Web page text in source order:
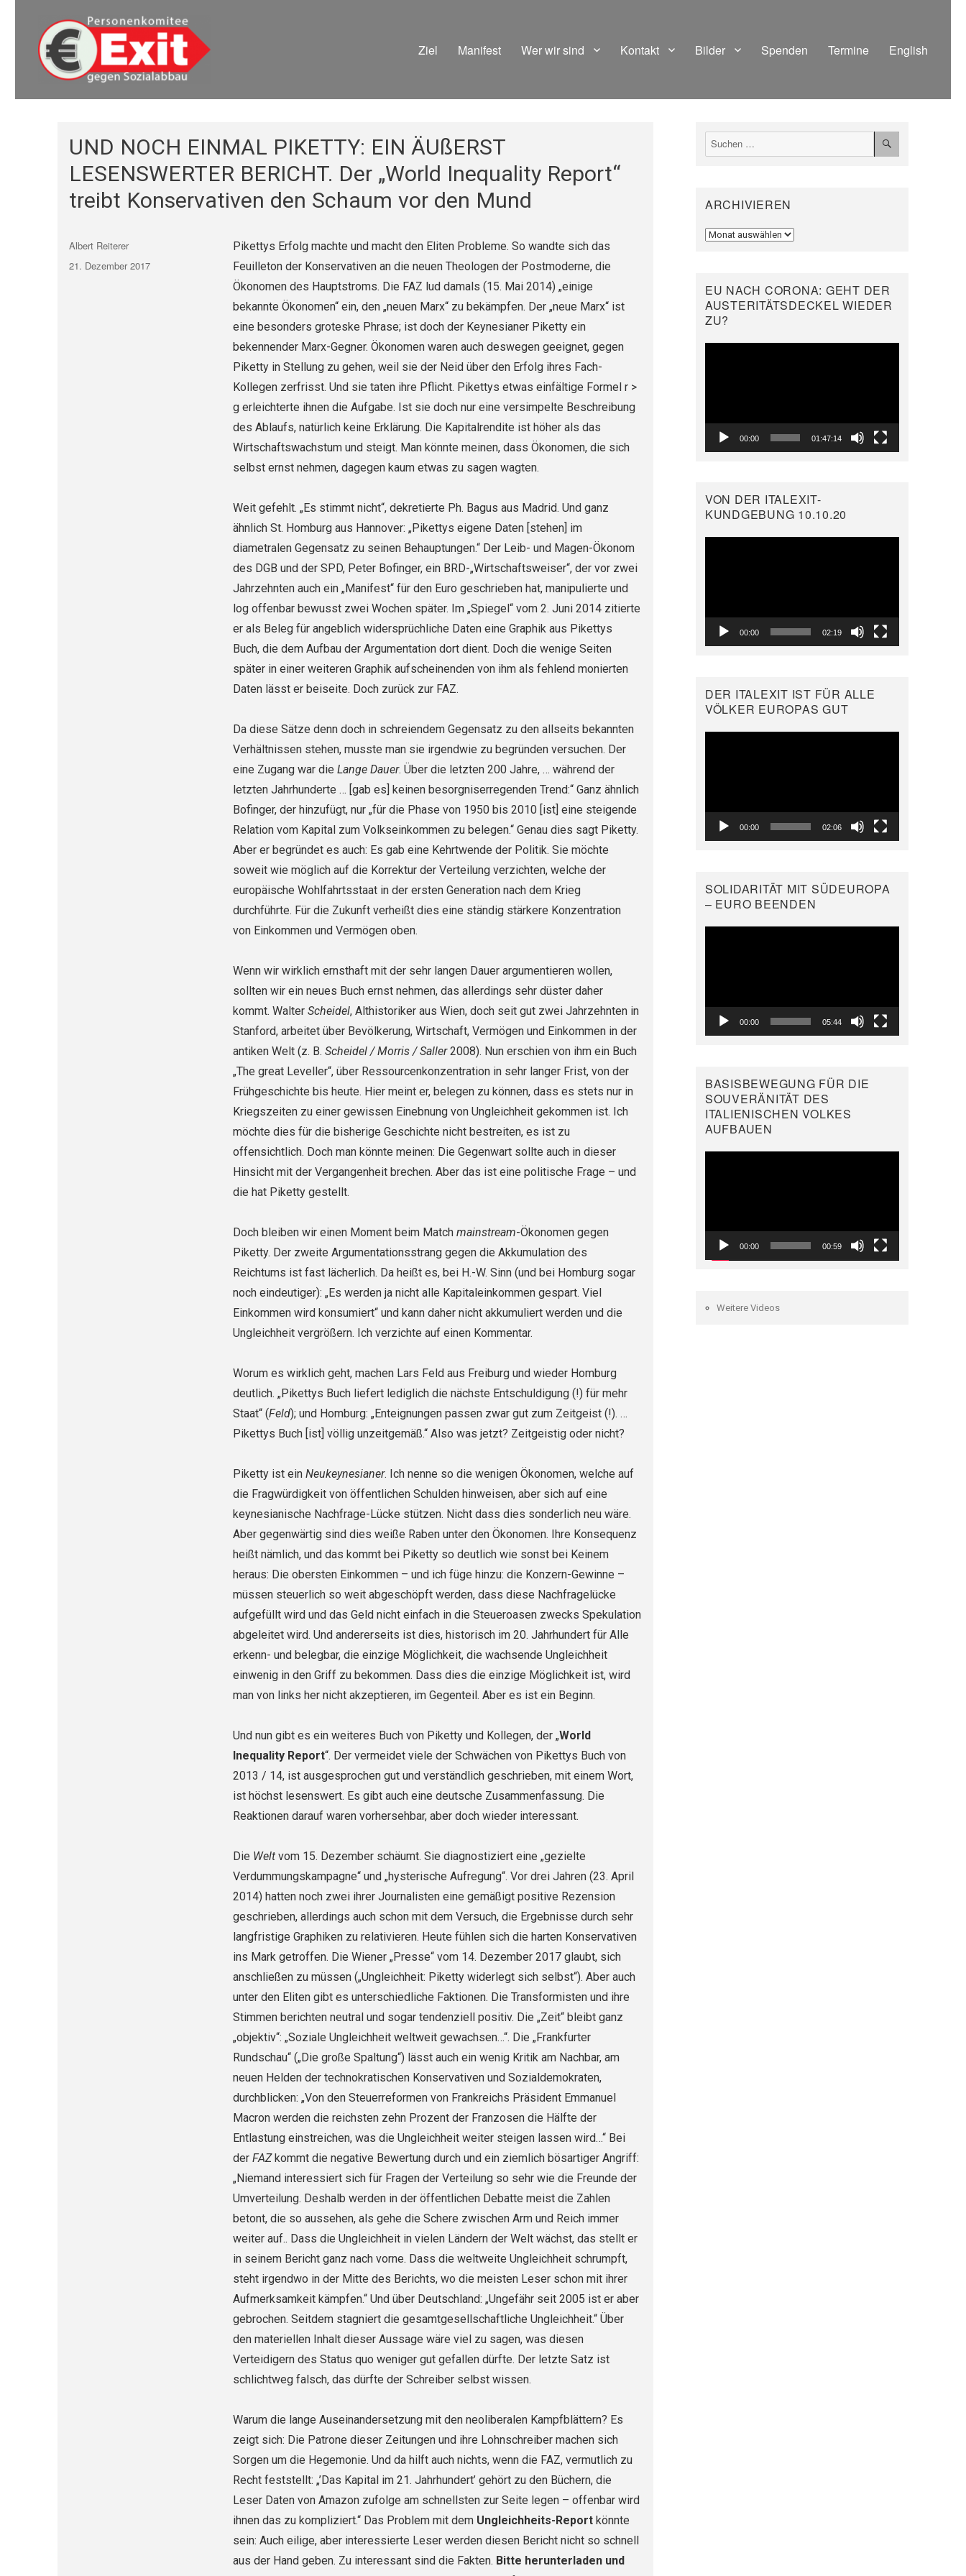
Euro Exit
Ziel Manifest Wer wir sind Kontakt Bilder Spenden Termine English
UND NOCH EINMAL PIKETTY: EIN ÄUßERST
LESENSWERTER BERICHT. Der „World Inequality Report“
treibt Konservativen den Schaum vor den Mund
Pikettys Erfolg machte und macht den Eliten Probleme. So wandte sich das
Feuilleton der Konservativen an die neuen Theologen der Postmoderne, die
Ökonomen des Hauptstroms. Die FAZ lud damals (15. Mai 2014) „einige
bekannte Ökonomen“ ein, den „neuen Marx“ zu bekämpfen. Der „neue Marx“ ist
eine besonders groteske Phrase; ist doch der Keynesianer Piketty ein
bekennender Marx-Gegner. Ökonomen waren auch deswegen geeignet, gegen
Piketty in Stellung zu gehen, weil sie der Neid über den Erfolg ihres Fach-
Kollegen zerfrisst. Und sie taten ihre Pflicht. Pikettys etwas einfältige Formel r >
g erleichterte ihnen die Auf­gabe. Ist sie doch nur eine versimpelte Beschreibung
des Ablaufs, natürlich keine Erklärung. Die Kapitalrendite ist höher als das
Wirtschaftswachstum und steigt. Man könnte meinen, dass Ökonomen, die sich
selbst ernst nehmen, dagegen kaum etwas zu sagen wagten.
Weit gefehlt. „Es stimmt nicht“, dekretierte Ph. Bagus aus Madrid. Und ganz
ähnlich St. Homburg aus Hannover: „Pikettys eigene Daten [stehen] im
diametralen Gegensatz zu seinen Behauptungen.“ Der Leib- und Magen-Ökonom
des DGB und der SPD, Peter Bofinger, ein BRD-„Wirtschaftsweiser“, der vor zwei
Jahrzehnten auch ein „Manifest“ für den Euro geschrieben hat, manipulierte und
log offenbar bewusst zwei Wochen später. Im „Spiegel“ vom 2. Juni 2014 zitierte
er als Beleg für angeblich widersprüchliche Daten eine Graphik aus Pikettys
Buch, die dem Aufbau der Argumentation dort dient. Doch die wenige Seiten
später in einer weiteren Graphik aufscheinenden von ihm als fehlend monierten
Daten lässt er beiseite. Doch zurück zur FAZ.
Da diese Sätze denn doch in schreiendem Gegensatz zu den allseits bekannten
Verhältnissen stehen, musste man sie irgendwie zu begründen versuchen. Der
eine Zugang war die Lange Dauer. Über die letzten 200 Jahre, … während der
letzten Jahrhunderte … [gab es] keinen besorgniserregenden Trend:“ Ganz ähnlich
Bofinger, der hinzufügt, nur „für die Phase von 1950 bis 2010 [ist] eine steigende
Relation vom Kapital zum Volkseinkommen zu belegen.“ Genau dies sagt Piketty.
Aber er begründet es auch: Es gab eine Kehrtwende der Politik. Sie möchte
soweit wie möglich auf die Korrektur der Verteilung verzichten, welche der
europäi­sche Wohlfahrtsstaat in der ersten Generation nach dem Krieg
durchführte. Für die Zukunft verheißt dies eine ständig stärkere Konzentration
von Einkommen und Vermögen oben.
Wenn wir wirklich ernsthaft mit der sehr langen Dauer argumentieren wollen,
sollten wir ein neues Buch ernst nehmen, das allerdings sehr düster daher
kommt. Walter Scheidel, Althis­toriker aus Wien, doch seit gut zwei Jahrzehnten in
Stanford, arbeitet über Bevölkerung, Wirtschaft, Vermögen und Einkommen in der
antiken Welt (z. B. Scheidel / Morris / Saller2008). Nun erschien von ihm ein Buch
„The great Leveller“, über Ressourcenkonzentration in sehr langer Frist, von der
Frühgeschichte bis heute. Hier meint er, belegen zu können, dass es stets nur in
Kriegszeiten zu einer gewissen Einebnung von Ungleichheit gekommen ist. Ich
möchte dies für die bisherige Geschichte nicht bestreiten, es ist zu
offensichtlich. Doch man könnte meinen: Die Gegenwart sollte auch in dieser
Hinsicht mit der Vergangenheit brechen. Aber das ist eine politische Frage – und
die hat Piketty gestellt.
Doch bleiben wir einen Moment beim Match mainstream-Ökonomen gegen
Piketty. Der zweite Argumentationsstrang gegen die Akkumulation des
Reichtums ist fast lächerlich. Da heißt es, bei H.-W. Sinn (und bei Homburg sogar
noch eindeutiger): „Es werden ja nicht alle Kapitaleinkommen gespart. Viel
Einkommen wird konsumiert“ und kann daher nicht akkumuliert werden und die
Ungleichheit vergrößern. Ich verzichte auf einen Kommentar.
Worum es wirklich geht, machen Lars Feld aus Freiburg und wieder Homburg
deutlich. „Pi­kettys Buch liefert lediglich die nächste Entschuldigung (!) für mehr
Staat“ (Feld); und Hom­burg: „Enteignungen passen zwar gut zum Zeitgeist (!). …
Pikettys Buch [ist] völlig unzeitge­mäß.“ Also was jetzt? Zeitgeistig oder nicht?
Piketty ist ein Neukeynesianer. Ich nenne so die wenigen Ökonomen, welche auf
die Fragwür­digkeit von öffentlichen Schulden hinweisen, aber sich auf eine
keynesianische Nachfrage-Lücke stützen. Nicht dass dies sonderlich neu wäre.
Aber gegenwärtig sind dies weiße Raben unter den Ökonomen. Ihre Konsequenz
heißt nämlich, und das kommt bei Piketty so deutlich wie sonst bei Keinem
heraus: Die obersten Einkommen – und ich füge hinzu: die Konzern-Gewinne –
müssen steuerlich so weit abgeschöpft werden, dass diese Nachfragelücke
aufge­füllt wird und das Geld nicht einfach in die Steueroasen zwecks Spekulation
abgeleitet wird. Und andererseits ist dies, historisch im 20. Jahrhundert für Alle
erkenn- und belegbar, die einzige Möglichkeit, die wachsende Ungleichheit
einwenig in den Griff zu bekommen. Dass dies die einzige Möglichkeit ist, wird
man von links her nicht akzeptieren, im Gegenteil. Aber es ist ein Beginn.
Und nun gibt es ein weiteres Buch von Piketty und Kollegen, der „World
Inequality Re­port“. Der vermeidet viele der Schwächen von Pikettys Buch von
2013 / 14, ist ausgespro­chen gut und verständlich geschrieben, mit einem Wort,
ist höchst lesenswert. Es gibt auch eine deutsche Zusammenfassung. Die
Reaktionen darauf waren vorhersehbar, aber doch wieder interessant.
Die Weltvom 15. Dezember schäumt. Sie diagnostiziert eine „gezielte
Verdummungskampa­gne“ und „hysterische Aufregung“. Vor drei Jahren (23. April
2014) hatten noch zwei ihrer Journalisten eine gemäßigt positive Rezension
geschrieben, allerdings auch schon mit dem Versuch, die Ergebnisse durch sehr
langfristige Graphiken zu relativieren. Heute fühlen sich die harten Konservativen
ins Mark getroffen. Die Wiener „Presse“ vom 14. Dezember 2017 glaubt, sich
anschließen zu müssen („Ungleichheit: Piketty widerlegt sich selbst“). Aber auch
unter den Eliten gibt es unterschiedliche Faktionen. Die Transformisten und ihre
Stimmen berichten neutral und sogar tendenziell positiv. Die „Zeit“ bleibt ganz
„objektiv“: „Soziale Ungleichheit weltweit gewachsen…“. Die „Frankfurter
Rundschau“ („Die große Spaltung“) lässt auch ein wenig Kritik am Nachbar, am
neuen Helden der technokratischen Konserva­tiven und Sozialdemokraten,
durchblicken: „Von den Steuerreformen von Frankreichs Prä­sident Emmanuel
Macron werden die reichsten zehn Prozent der Franzosen die Hälfte der
Entlastung einstreichen, was die Ungleichheit weiter steigen lassen wird…“ Bei
der FAZkommt die negative Bewertung durch und ein ziemlich bösartiger Angriff:
„Niemand interes­siert sich für Fragen der Verteilung so sehr wie die Freunde der
Umverteilung. Deshalb wer­den in der öffentlichen Debatte meist die Zahlen
betont, die so aussehen, als gehe die Schere zwischen Arm und Reich immer
weiter auf.. Dass die Ungleichheit in vielen Ländern der Welt wächst, das stellt er
in seinem Bericht ganz nach vorne. Dass die weltweite Ungleichheit schrumpft,
steht irgendwo in der Mitte des Berichts, wo die meisten Leser schon mit ihrer
Aufmerksamkeit kämpfen.“ Und über Deutschland: „Ungefähr seit 2005 ist er aber
gebro­chen. Seitdem stagniert die gesamtgesellschaftliche Ungleichheit.“ Über
den materiellen Inhalt dieser Aussage wäre viel zu sagen, was diesen
Verteidigern des Status quo weniger gut gefallen dürfte. Der letzte Satz ist
schlichtweg falsch, das dürfte der Schreiber selbst wissen.
Warum die lange Auseinandersetzung mit den neoliberalen Kampfblättern? Es
zeigt sich: Die Patrone dieser Zeitungen und ihre Lohnschreiber machen sich
Sorgen um die Hegemonie. Und da hilft auch nichts, wenn die FAZ, vermutlich zu
Recht feststellt: „’Das Kapital im 21. Jahrhundert’ gehört zu den Büchern, die
Leser Daten von Amazon zufolge am schnellsten zur Seite legen – offenbar wird
ihnen das zu kompliziert.“ Das Problem mit dem Ungleichheits-Reportkönnte
sein: Auch eilige, aber interessierte Leser werden diesen Bericht nicht so schnell
aus der Hand geben. Zu interessant sind die Fakten. Bitte herunterladen und
Autor
Albert Reiterer
Veröffentlicht
21. Dezember 2017
Suchen
nach:
ARCHIVIEREN
Archivieren
EU NACH CORONA: GEHT DER
AUSTERITÄTSDECKEL WIEDER
ZU?
00:00 01:47:14
VON DER ITALEXIT-
KUNDGEBUNG 10.10.20
00:00 02:19
DER ITALEXIT IST FÜR ALLE
VÖLKER EUROPAS GUT
00:00 02:06
SOLIDARITÄT MIT SÜDEUROPA
– EURO BEENDEN
00:00 05:44
BASISBEWEGUNG FÜR DIE
SOUVERÄNITÄT DES
ITALIENISCHEN VOLKES
AUFBAUEN
00:00 00:59
Weitere Videos